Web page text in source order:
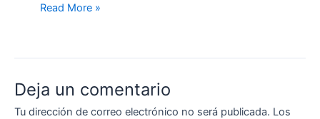
Read More »
Deja un comentario
Tu dirección de correo electrónico no será publicada. Los